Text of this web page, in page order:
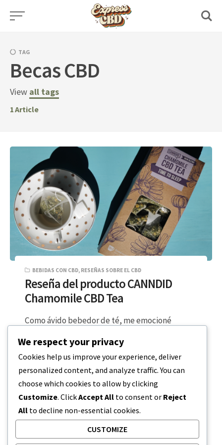
Skip
TAG
Becas CBD
View all tags
1Article
BEBIDAS CON CBD, RESEÑAS SOBRE EL CBD
Reseña del producto CANNDID
Chamomile CBD Tea
Como ávido bebedor de té, me emocioné
fabrica café con infusión de CBD,…
LECTURA DE 2 MINUTOS 22 DE FEBRERO DE 2024
We respect your privacy
Cookies help us improve your experience, deliver
personalized content, and analyze traffic. You can
choose which cookies to allow by clicking
Customize. ClickAccept All to consent or Reject
All to decline non-essential cookies.
CUSTOMIZE